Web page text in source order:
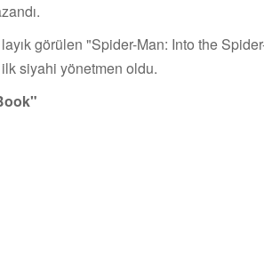
görülen "Spider-Man: Into the
siyahi yönetmen oldu.